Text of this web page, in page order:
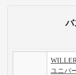
バ
ユニバ